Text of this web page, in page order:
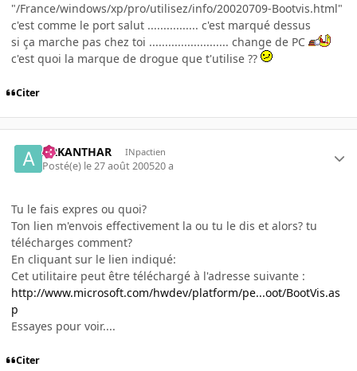
"/France/windows/xp/pro/utilisez/info/20020709-Bootvis.html"
c'est comme le port salut ................ c'est marqué dessus
si ça marche pas chez toi ......................... change de PC
c'est quoi la marque de drogue que t'utilise ??
Citer
ARKANTHAR INpactien
Posté(e) le 27 août 200520 a
Tu le fais expres ou quoi?
Ton lien m'envois effectivement la ou tu le dis et alors? tu
télécharges comment?
En cliquant sur le lien indiqué:
Cet utilitaire peut être téléchargé à l'adresse suivante :
http://www.microsoft.com/hwdev/platform/pe...oot/BootVis.as
p
Essayes pour voir....
Citer